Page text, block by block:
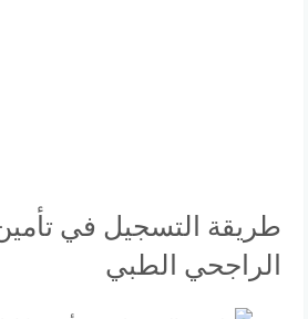
طريقة التسجيل في
الراجحي الطبي